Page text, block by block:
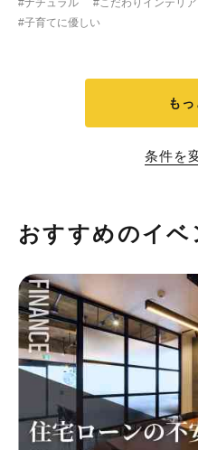
#ナチュラル #こだわりインテリア
#子育てに優しい
も
条件を
おすすめのイベ